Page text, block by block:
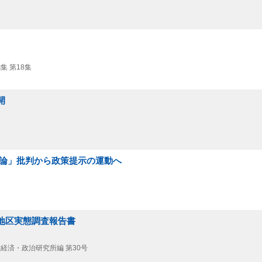
第18集
」批判から政策提示の運動へ
区実態調査報告書
済・政治研究所編 第30号